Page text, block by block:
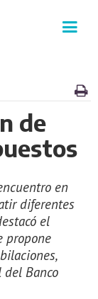
de
en
diferentes
el
propone
del Banco